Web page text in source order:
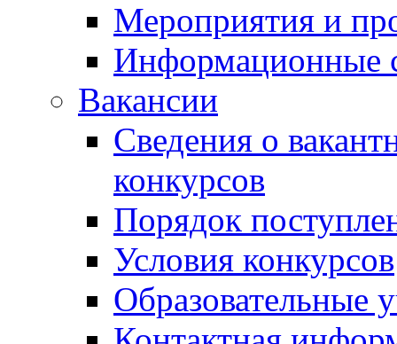
Мероприятия и
Информационные
Вакансии
Сведения о
конкурсов
Порядок
Условия конкурсов
Образовательные